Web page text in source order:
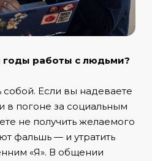
годы работы с людьми?
Если вы надеваете
в погоне за социальным
не получить желаемого
фальшь — и утратить
«Я». В общении